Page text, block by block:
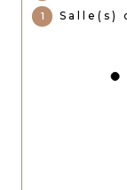
1 Salle(s)